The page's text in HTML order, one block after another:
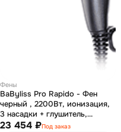
Фены
BaByliss Pro Rapido - Фен
черный , 2200Вт, ионизация,
3 насадки + глушитель,
диффузор
23 454 ₽Под заказ